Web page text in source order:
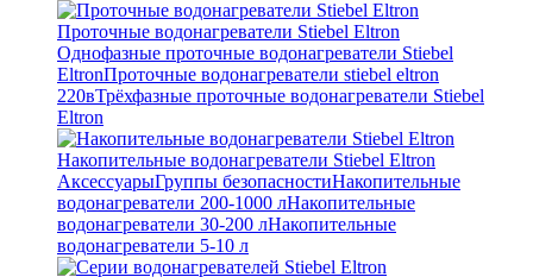
Проточные водонагреватели Stiebel Eltron
Однофазные проточные водонагреватели Stiebel
EltronПроточные водонагреватели stiebel eltron
220вТрёхфазные проточные водонагреватели Stiebel
Eltron
Накопительные водонагреватели Stiebel Eltron
АксессуарыГруппы безопасностиНакопительные
водонагреватели 200-1000 лНакопительные
водонагреватели 30-200 лНакопительные
водонагреватели 5-10 л